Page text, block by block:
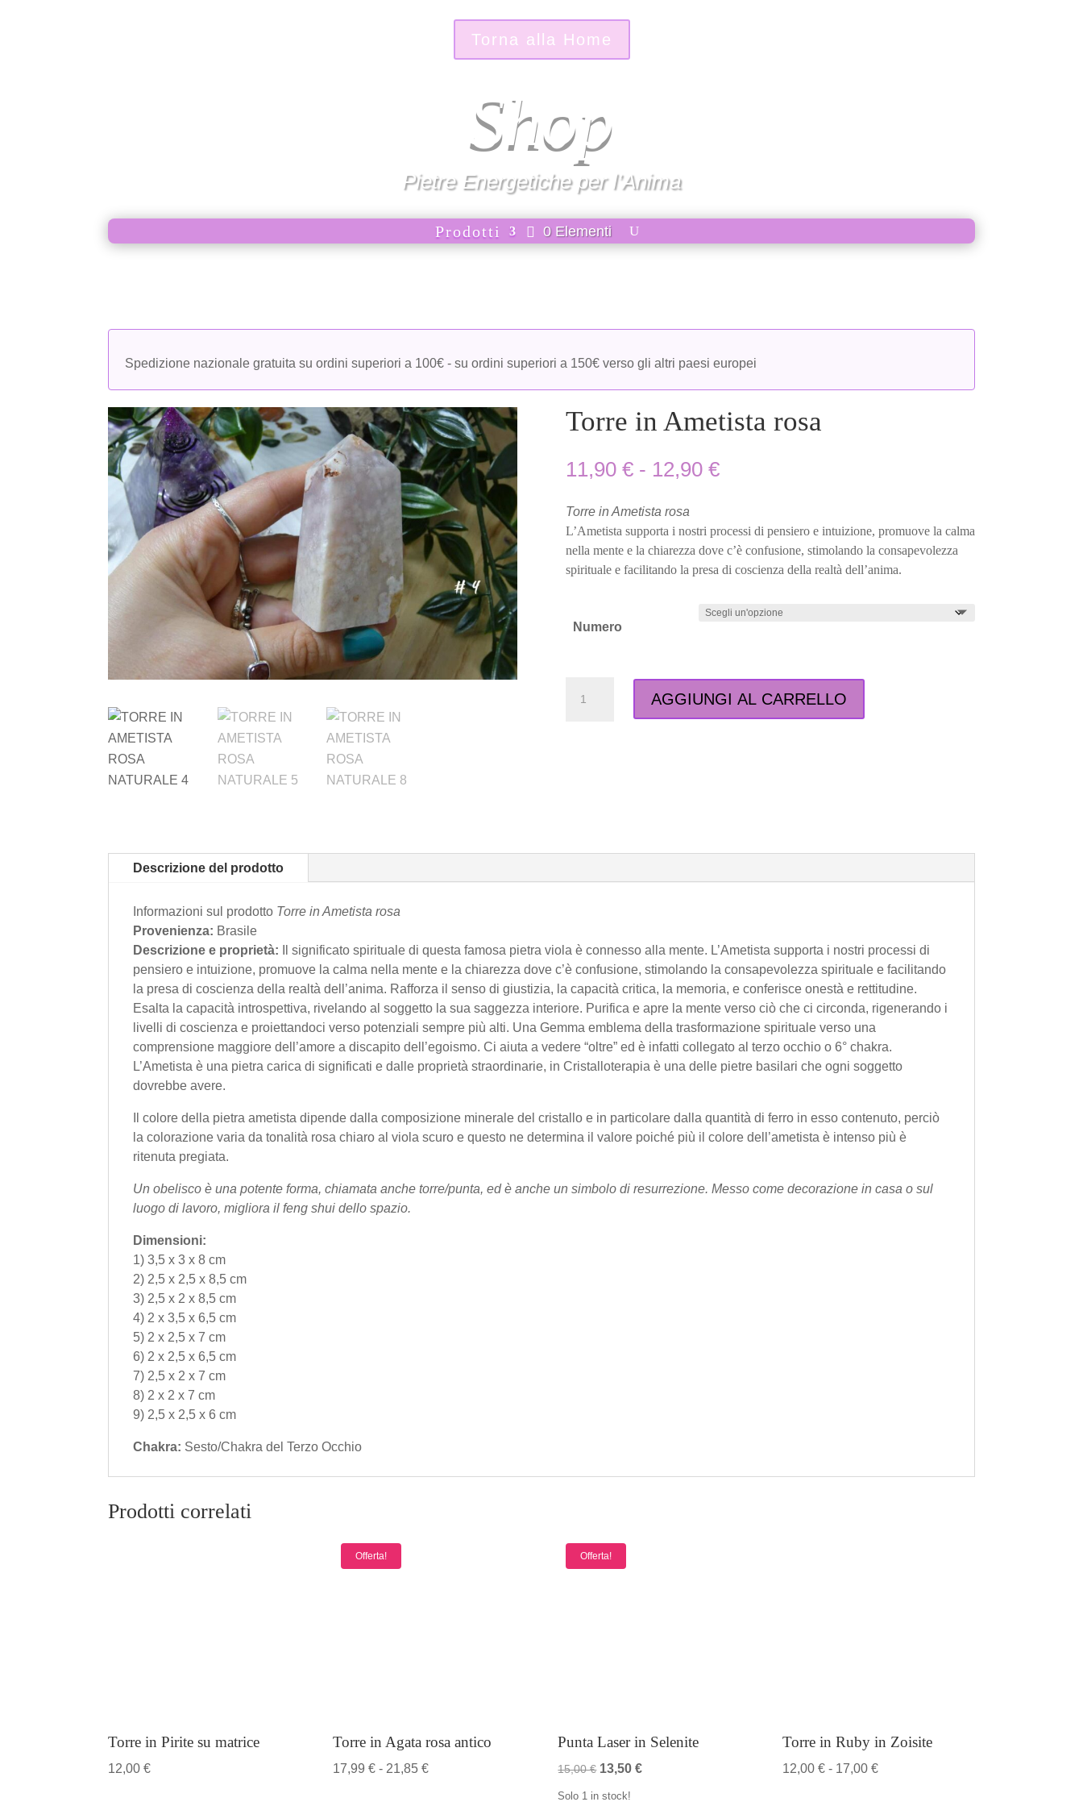
Torna alla Home
Shop
Pietre Energetiche per l’Anima
Prodotti 0 Elementi
Spedizione nazionale gratuita su ordini superiori a 100€ - su ordini superiori a 150€ verso gli altri paesi europei
Torre in Ametista rosa
11,90 € - 12,90 €Fascia
da
11,90 €
a
Torre in Ametista rosa
L’Ametista supporta i nostri processi di pensiero e intuizione, promuove la calma
nella mente e la chiarezza dove c’è confusione, stimolando la consapevolezza
spirituale e facilitando la presa di coscienza della realtà dell’anima.
Numero
AGGIUNGI AL CARRELLO
Descrizione del prodotto
Informazioni sul prodotto Torre in Ametista rosa
Provenienza: Brasile
Descrizione e proprietà: Il significato spirituale di questa famosa pietra viola è connesso alla mente. L’Ametista supporta i nostri processi di
pensiero e intuizione, promuove la calma nella mente e la chiarezza dove c’è confusione, stimolando la consapevolezza spirituale e facilitando
la presa di coscienza della realtà dell’anima. Rafforza il senso di giustizia, la capacità critica, la memoria, e conferisce onestà e rettitudine.
Esalta la capacità introspettiva, rivelando al soggetto la sua saggezza interiore. Purifica e apre la mente verso ciò che ci circonda, rigenerando i
livelli di coscienza e proiettandoci verso potenziali sempre più alti. Una Gemma emblema della trasformazione spirituale verso una
comprensione maggiore dell’amore a discapito dell’egoismo. Ci aiuta a vedere “oltre” ed è infatti collegato al terzo occhio o 6° chakra.
L’Ametista è una pietra carica di significati e dalle proprietà straordinarie, in Cristalloterapia è una delle pietre basilari che ogni soggetto
dovrebbe avere.
Il colore della pietra ametista dipende dalla composizione minerale del cristallo e in particolare dalla quantità di ferro in esso contenuto, perciò
la colorazione varia da tonalità rosa chiaro al viola scuro e questo ne determina il valore poiché più il colore dell’ametista è intenso più è
ritenuta pregiata.
Un obelisco è una potente forma, chiamata anche torre/punta, ed è anche un simbolo di resurrezione. Messo come decorazione in casa o sul
luogo di lavoro, migliora il feng shui dello spazio.
Dimensioni:
1) 3,5 x 3 x 8 cm
2) 2,5 x 2,5 x 8,5 cm
3) 2,5 x 2 x 8,5 cm
4) 2 x 3,5 x 6,5 cm
5) 2 x 2,5 x 7 cm
6) 2 x 2,5 x 6,5 cm
7) 2,5 x 2 x 7 cm
8) 2 x 2 x 7 cm
9) 2,5 x 2,5 x 6 cm
Chakra: Sesto/Chakra del Terzo Occhio
Prodotti correlati
Torre in Pirite su matrice
12,00€
Offerta!
Torre in Agata rosa antico
17,99€ - 21,85€Fascia
Offerta!
Punta Laser in Selenite
15,00€ Il
prezzo
13,50€Il
Solo 1 in stock!
Torre in Ruby in Zoisite
12,00€ - 17,00€Fascia